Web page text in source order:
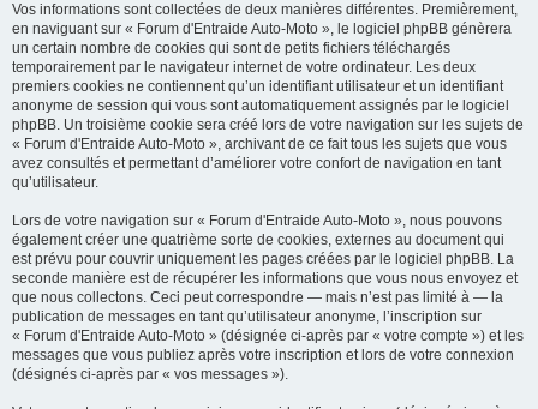
Vos informations sont collectées de deux manières différentes. Premièrement,
en naviguant sur « Forum d'Entraide Auto-Moto », le logiciel phpBB génèrera
un certain nombre de cookies qui sont de petits fichiers téléchargés
temporairement par le navigateur internet de votre ordinateur. Les deux
premiers cookies ne contiennent qu’un identifiant utilisateur et un identifiant
anonyme de session qui vous sont automatiquement assignés par le logiciel
phpBB. Un troisième cookie sera créé lors de votre navigation sur les sujets de
« Forum d'Entraide Auto-Moto », archivant de ce fait tous les sujets que vous
avez consultés et permettant d’améliorer votre confort de navigation en tant
qu’utilisateur.
Lors de votre navigation sur « Forum d'Entraide Auto-Moto », nous pouvons
également créer une quatrième sorte de cookies, externes au document qui
est prévu pour couvrir uniquement les pages créées par le logiciel phpBB. La
seconde manière est de récupérer les informations que vous nous envoyez et
que nous collectons. Ceci peut correspondre — mais n’est pas limité à — la
publication de messages en tant qu’utilisateur anonyme, l’inscription sur
« Forum d'Entraide Auto-Moto » (désignée ci-après par « votre compte ») et les
messages que vous publiez après votre inscription et lors de votre connexion
(désignés ci-après par « vos messages »).